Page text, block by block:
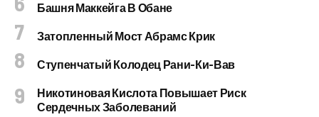
Башня Маккейга В Обане
Затопленный Мост Абрамс Крик
Ступенчатый Колодец Рани-Ки-Вав
Никотиновая Кислота Повышает Риск
Сердечных Заболеваний